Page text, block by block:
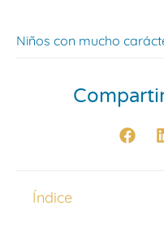
Niños con mucho
Índice